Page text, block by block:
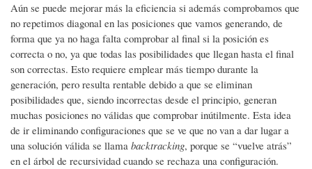
Aún se puede mejorar más la eficiencia si además comprobamos que
no repetimos diagonal en las posiciones que vamos generando, de
forma que ya no haga falta comprobar al final si la posición es
correcta o no, ya que todas las posibilidades que llegan hasta el final
son correctas. Esto requiere emplear más tiempo durante la
generación, pero resulta rentable debido a que se eliminan
posibilidades que, siendo incorrectas desde el principio, generan
muchas posiciones no válidas que comprobar inútilmente. Esta idea
de ir eliminando configuraciones que se ve que no van a dar lugar a
una solución válida se llama backtracking, porque se “vuelve atrás”
en el árbol de recursividad cuando se rechaza una configuración.